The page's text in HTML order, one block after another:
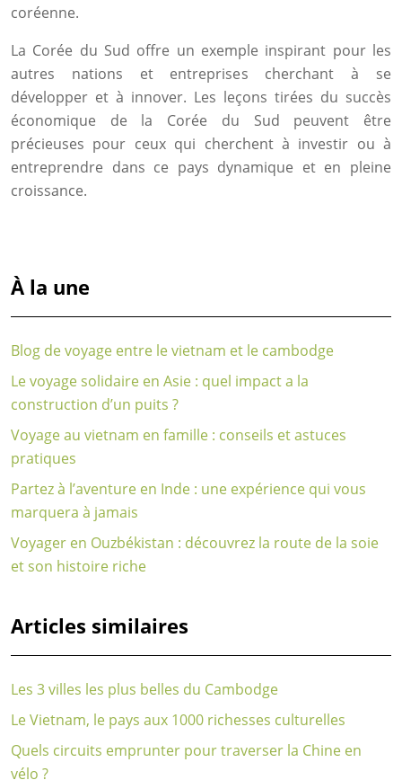
coréenne.
La Corée du Sud offre un exemple inspirant pour les
autres nations et entreprises cherchant à se
développer et à innover. Les leçons tirées du succès
économique de la Corée du Sud peuvent être
précieuses pour ceux qui cherchent à investir ou à
entreprendre dans ce pays dynamique et en pleine
croissance.
À la une
Blog de voyage entre le vietnam et le cambodge
Le voyage solidaire en Asie : quel impact a la
construction d’un puits ?
Voyage au vietnam en famille : conseils et astuces
pratiques
Partez à l’aventure en Inde : une expérience qui vous
marquera à jamais
Voyager en Ouzbékistan : découvrez la route de la soie
et son histoire riche
Articles similaires
Les 3 villes les plus belles du Cambodge
Le Vietnam, le pays aux 1000 richesses culturelles
Quels circuits emprunter pour traverser la Chine en
vélo ?